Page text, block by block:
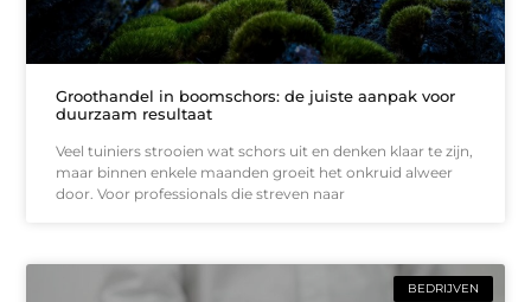
Groothandel in boomschors: de juiste aanpak voor
duurzaam resultaat
Veel tuiniers strooien wat schors uit en denken klaar te zijn,
maar binnen enkele maanden groeit het onkruid alweer
door. Voor professionals die streven naar
BEDRIJVEN